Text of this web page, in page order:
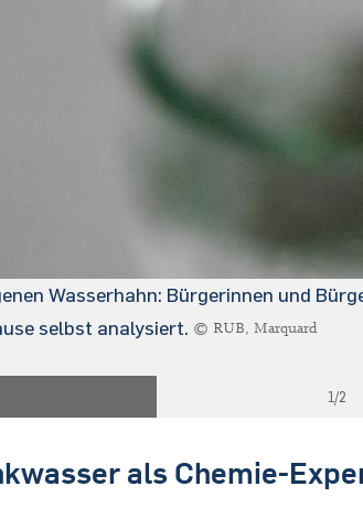
Wasserhahn: Bürgerinnen und
selbst analysiert. © RUB, Marquard
1/2
als Chemie-